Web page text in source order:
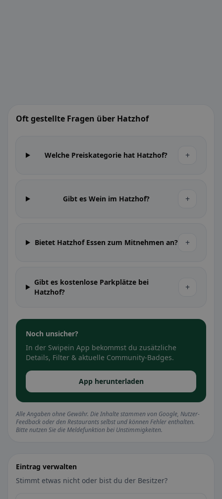
Oft gestellte Fragen über Hatzhof
Welche Preiskategorie hat Hatzhof? +
Gibt es Wein im Hatzhof? +
Bietet Hatzhof Essen zum Mitnehmen an? +
Gibt es kostenlose Parkplätze bei
Hatzhof?
+
Noch unsicher?
In der Swipein App bekommst du zusätzliche
Details, Filter & aktuelle Community-Badges.
App herunterladen
Alle Angaben ohne Gewähr. Die Inhalte stammen von Google, Nutzer-
Feedback oder den Restaurants selbst und können Fehler enthalten.
Bitte nutzen Sie die Meldefunktion bei Unstimmigkeiten.
Eintrag verwalten
Stimmt etwas nicht oder bist du der Besitzer?